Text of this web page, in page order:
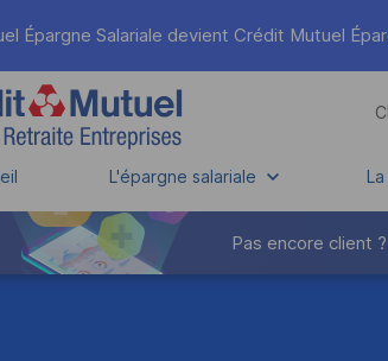
Épargne Salariale devient Crédit Mutuel
L'épargne salariale
Pas encore client ?